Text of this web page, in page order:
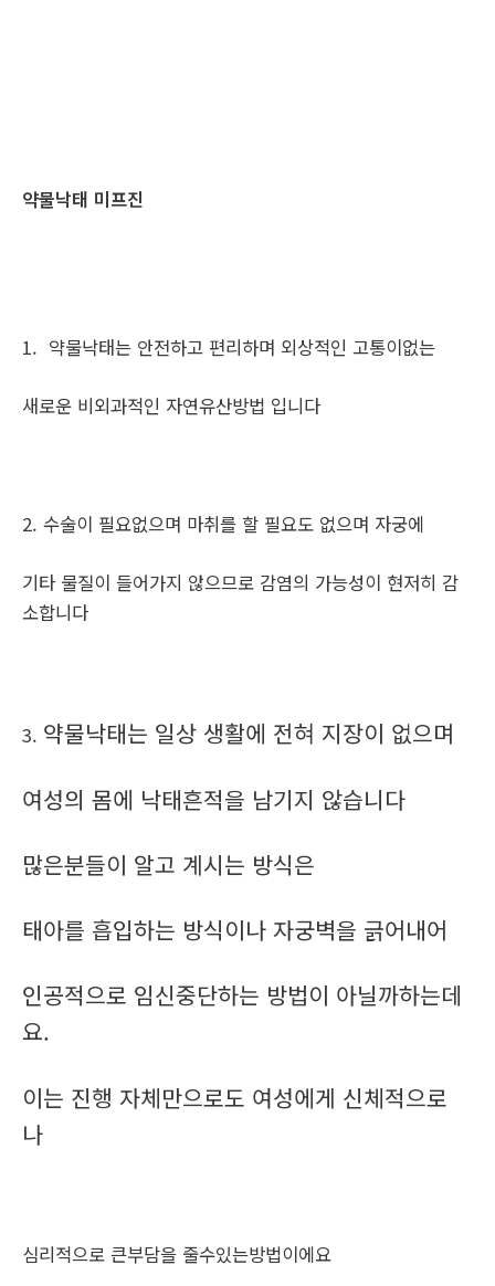
약물낙태 미프진
1. 약물낙태는 안전하고 편리하며 외상적인 고통이없는
새로운 비외과적인 자연유산방법 입니다
2. 수술이 필요없으며 마취를 할 필요도 없으며 자궁에
기타 물질이 들어가지 않으므로 감염의 가능성이 현저히 감
소합니다
3. 약물낙태는 일상 생활에 전혀 지장이 없으며
여성의 몸에 낙태흔적을 남기지 않습니다
많은분들이 알고 계시는 방식은
태아를 흡입하는 방식이나 자궁벽을 긁어내어
인공적으로 임신중단하는 방법이 아닐까하는데
요.
이는 진행 자체만으로도 여성에게 신체적으로
나
심리적으로 큰부담을 줄수있는방법이에요